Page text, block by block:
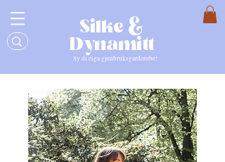
Silke &
Dynamitt
Sy di eiga gjenbruksgarderobe!